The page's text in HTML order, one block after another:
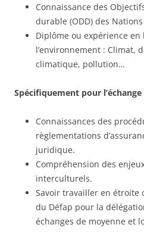
Connaissance des
durable (ODD) des
Diplôme ou expérience en
l’environnement : Climat,
climatique, pollution…
Spécifiquement pour
Connaissances des
règlementations
juridique.
Compréhension des
interculturels.
Savoir travailler en étroite
du Défap pour la
échanges de moyenne et